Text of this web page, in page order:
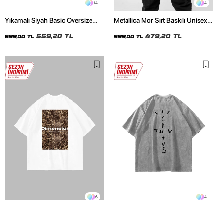
14
Yıkamalı Siyah Basic Oversize
699,00 TL 559,20 TL
4
Metallica Mor Sırt Baskılı Unisex
599,00 TL 479,20 TL
6 4